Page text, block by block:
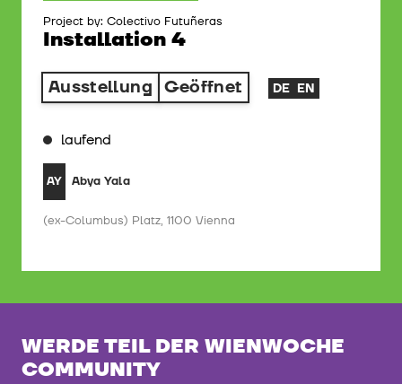
Project by: Colectivo Futuñeras
Installation 4
Ausstellung Geöffnet DE EN
laufend
AY Abya Yala
(ex-Columbus) Platz, 1100 Vienna
WERDE TEIL DER WIENWOCHE
COMMUNITY